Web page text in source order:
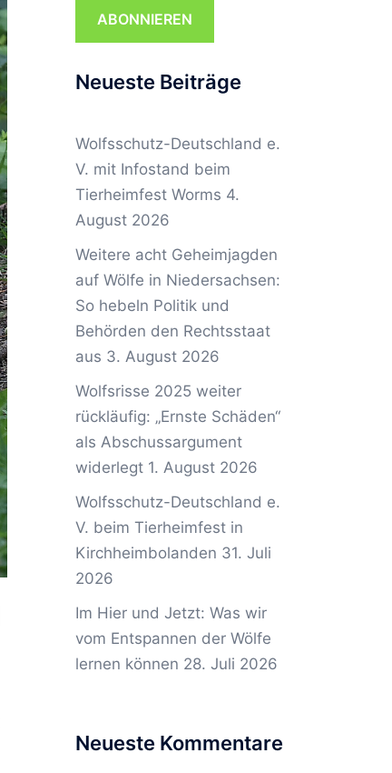
ABONNIEREN
Neueste Beiträge
Wolfsschutz-Deutschland e.
V. mit Infostand beim
Tierheimfest Worms 4.
August 2026
Weitere acht Geheimjagden
auf Wölfe in Niedersachsen:
So hebeln Politik und
Behörden den Rechtsstaat
aus 3. August 2026
Wolfsrisse 2025 weiter
rückläufig: „Ernste Schäden“
als Abschussargument
widerlegt 1. August 2026
Wolfsschutz-Deutschland e.
V. beim Tierheimfest in
Kirchheimbolanden 31. Juli
2026
Im Hier und Jetzt: Was wir
vom Entspannen der Wölfe
lernen können 28. Juli 2026
Neueste Kommentare